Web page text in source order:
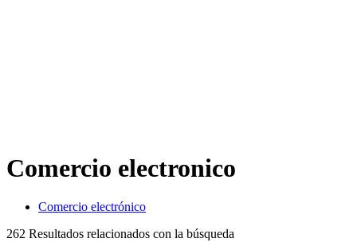
Comercio electronico
Comercio electrónico
262 Resultados relacionados con la búsqueda